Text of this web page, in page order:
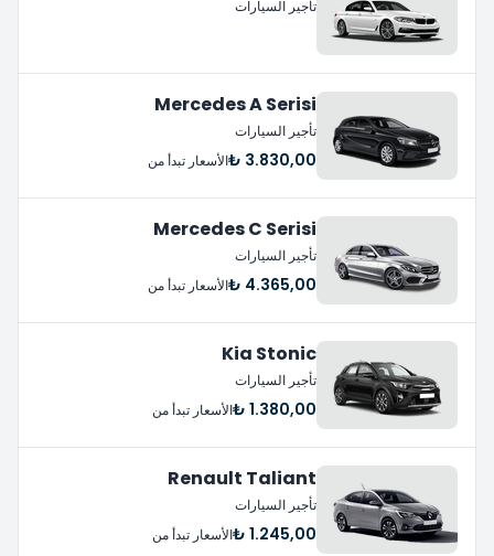
تأجير السيارات
Mercedes A Serisi
تأجير السيارات
3.830,00 ₺ الأسعار تبدأ من
Mercedes C Serisi
تأجير السيارات
4.365,00 ₺ الأسعار تبدأ من
Kia Stonic
تأجير السيارات
1.380,00 ₺ الأسعار تبدأ من
Renault Taliant
تأجير السيارات
1.245,00 ₺ الأسعار تبدأ من